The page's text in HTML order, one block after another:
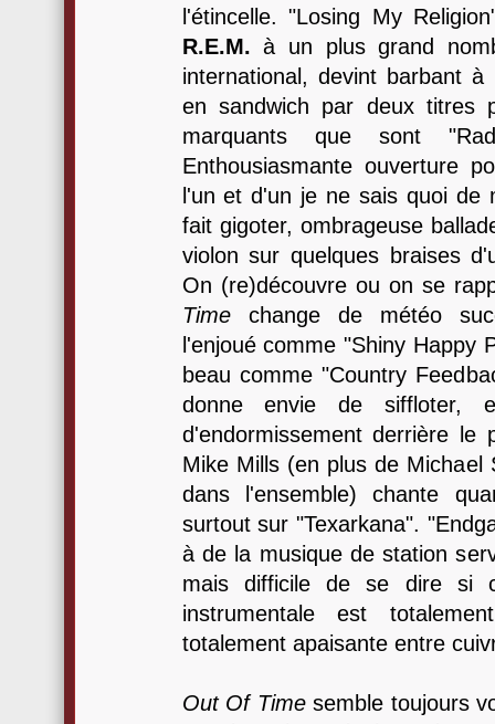
l'étincelle. "Losing My
R.E.M. à un plus grand
international, devint barbant
en sandwich par deux titres
marquants que sont
Enthousiasmante ouverture
l'un et d'un je ne sais quoi de
fait gigoter, ombrageuse
violon sur quelques braises
On (re)découvre ou on se
Timechange de météo
l'enjoué comme "Shiny Happy
beau comme "Country
donne envie de siffloter,
d'endormissement derrière le
Mike Mills (en plus de Michael
dans l'ensemble) chante
surtout sur "Texarkana".
à de la musique de station
mais difficile de se dire si
instrumentale est
totalement apaisante entre
Out Of Timesemble toujours